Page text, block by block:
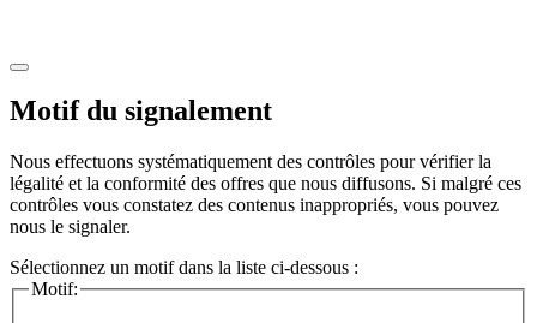
Motif du signalement
Nous effectuons systématiquement des contrôles pour vérifier la
légalité et la conformité des offres que nous diffusons. Si malgré ces
contrôles vous constatez des contenus inappropriés, vous pouvez
nous le signaler.
Sélectionnez un motif dans la liste ci-dessous :
Motif: